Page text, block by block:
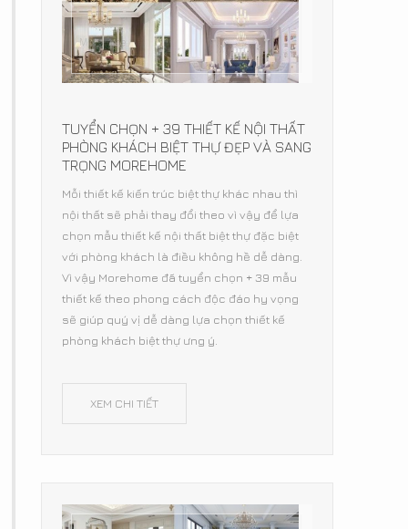
TUYỂN CHỌN + 39 THIẾT KẾ NỘI THẤT
PHÒNG KHÁCH BIỆT THỰ ĐẸP VÀ SANG
TRỌNG MOREHOME
Mỗi thiết kế kiến trúc biệt thự khác nhau thì
nội thất sẽ phải thay đổi theo vì vậy để lựa
chọn mẫu thiết kế nội thất biệt thự đặc biệt
với phòng khách là điều không hề dễ dàng.
Vì vậy Morehome đã tuyển chọn + 39 mẫu
thiết kế theo phong cách độc đáo hy vọng
sẽ giúp quý vị dễ dàng lựa chọn thiết kế
phòng khách biệt thự ưng ý.
XEM CHI TIẾT